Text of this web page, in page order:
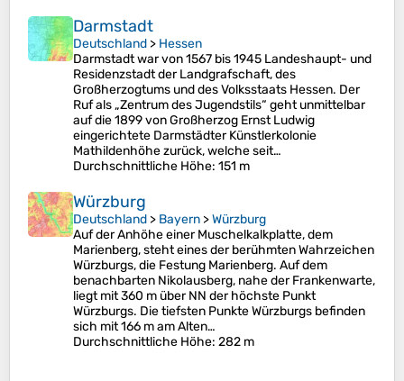
Darmstadt
Deutschland > Hessen
Darmstadt war von 1567 bis 1945 Landeshaupt- und
Residenzstadt der Landgrafschaft, des
Großherzogtums und des Volksstaats Hessen. Der
Ruf als „Zentrum des Jugendstils“ geht unmittelbar
auf die 1899 von Großherzog Ernst Ludwig
eingerichtete Darmstädter Künstlerkolonie
Mathildenhöhe zurück, welche seit…
Durchschnittliche Höhe: 151 m
Würzburg
Deutschland > Bayern >Würzburg
Auf der Anhöhe einer Muschelkalkplatte, dem
Marienberg, steht eines der berühmten Wahrzeichen
Würzburgs, die Festung Marienberg. Auf dem
benachbarten Nikolausberg, nahe der Frankenwarte,
liegt mit 360 m über NN der höchste Punkt
Würzburgs. Die tiefsten Punkte Würzburgs befinden
sich mit 166 m am Alten…
Durchschnittliche Höhe: 282 m